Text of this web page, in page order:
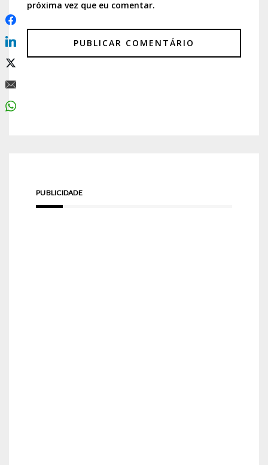
próxima vez que eu comentar.
PUBLICIDADE